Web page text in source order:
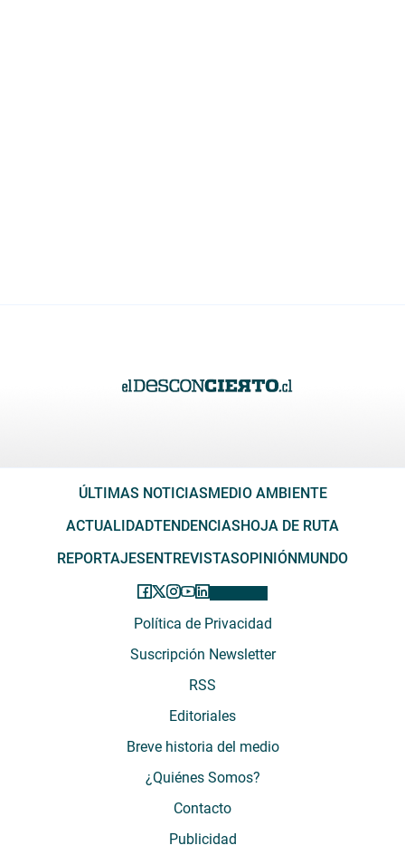
ÚLTIMAS NOTICIAS MEDIO AMBIENTE
ACTUALIDADTENDENCIAS HOJA DE RUTA
REPORTAJES ENTREVISTASOPINIÓN MUNDO
Política de Privacidad
Suscripción Newsletter
RSS
Editoriales
Breve historia del medio
¿Quiénes Somos?
Contacto
Publicidad